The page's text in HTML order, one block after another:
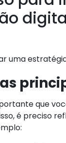
uma
que
é preciso